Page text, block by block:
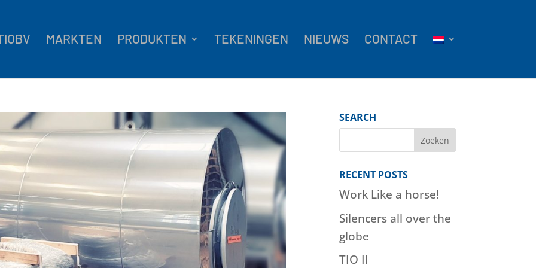
MARKTEN PRODUKTEN TEKENINGEN NIEUWS CONTACT
SEARCH
RECENT POSTS
Work Like a horse!
Silencers all over the
globe
TIO II